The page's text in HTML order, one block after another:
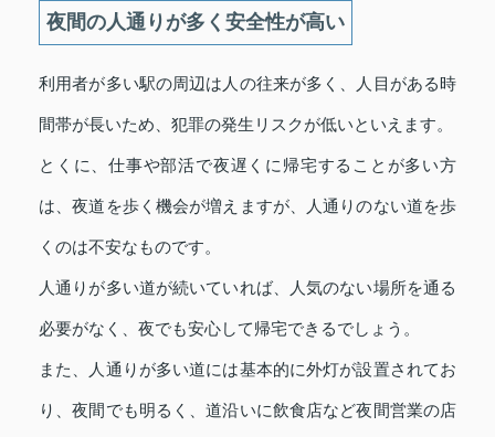
夜間の人通りが多く安全性が高い
利用者が多い駅の周辺は人の往来が多く、人目がある時
間帯が長いため、犯罪の発生リスクが低いといえます。
とくに、仕事や部活で夜遅くに帰宅することが多い方
は、夜道を歩く機会が増えますが、人通りのない道を歩
くのは不安なものです。
人通りが多い道が続いていれば、人気のない場所を通る
必要がなく、夜でも安心して帰宅できるでしょう。
また、人通りが多い道には基本的に外灯が設置されてお
り、夜間でも明るく、道沿いに飲食店など夜間営業の店